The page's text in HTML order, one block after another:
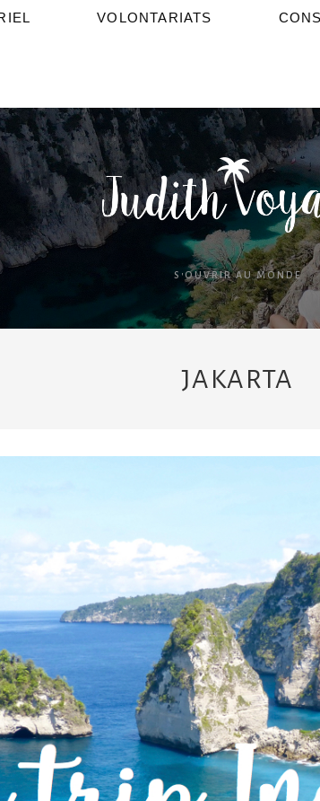
VOLONTARIATS
S'OUVRIR AU MONDE
JAKARTA